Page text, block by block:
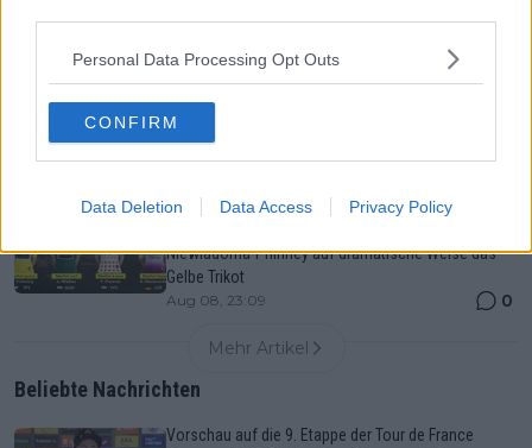
Personal Data Processing Opt Outs
CONFIRM
Data Deletion Data Access Privacy Policy
Profile, Favoriten, TV- und Online-Übertragung sowie
Prognosen – 13 Fahrer innerhalb von 38 Sekunden
kämpfen um den Gesamtsieg der Polen-Rundfahrt –
darunter Marco Brenner und Jan Christen
Aug 08, 23:24
Tour de France Femmes 2026: Gesamtwertung nach
Niewiadoma-Phinney auf dramatische Weise das
Gelbe Trikot
Aug 08, 23:09 0
Mehr Artikel
Beliebte Nachrichten
Vorschau auf die 9. Etappe der Tour de France